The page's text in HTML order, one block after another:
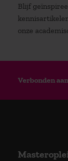
Blijf
onze
Verbonden aan